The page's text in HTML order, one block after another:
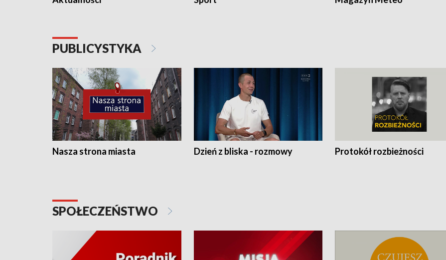
PUBLICYSTYKA
Nasza strona miasta Dzień z bliska - rozmowy Protokół rozbieżności
SPOŁECZEŃSTWO